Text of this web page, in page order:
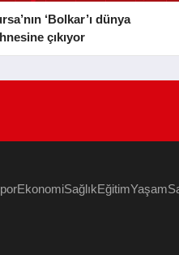
‘Bolkar’ı dünya
çıkıyor
EkonomiSağlıkEğitimYaşam